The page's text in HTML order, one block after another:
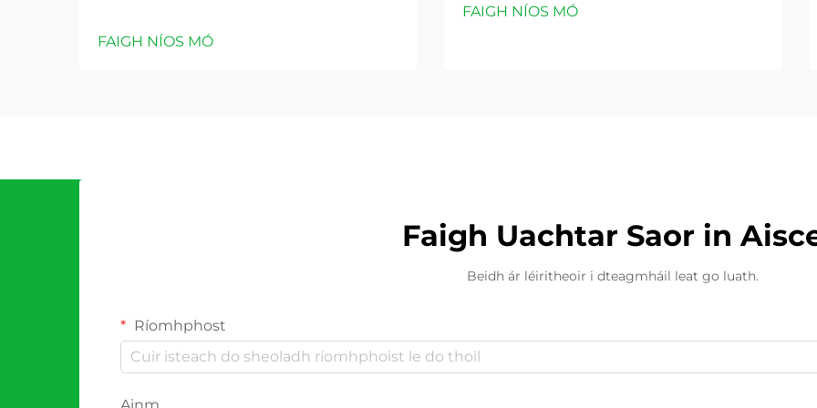
FAIGH NÍOS MÓ
FAIGH NÍOS MÓ
Faigh Uachtar Saor in
Beidh ár léiritheoir i dteagmháil leat go luath.
Ríomhphost